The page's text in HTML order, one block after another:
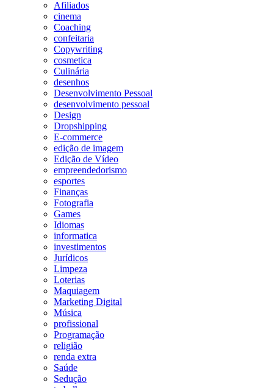
Afiliados
cinema
Coaching
confeitaria
Copywriting
cosmetica
Culinária
desenhos
Desenvolvimento Pessoal
desenvolvimento pessoal
Design
Dropshipping
E-commerce
edição de imagem
Edição de Vídeo
empreendedorismo
esportes
Finanças
Fotografia
Games
Idiomas
informatica
investimentos
Jurídicos
Limpeza
Loterias
Maquiagem
Marketing Digital
Música
profissional
Programação
religião
renda extra
Saúde
Sedução